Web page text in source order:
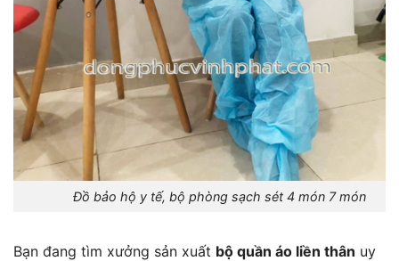
Đồ bảo hộ y tế, bộ phòng sạch sét 4 món 7 món
Bạn đang tìm xưởng sản xuất bộ quần áo liền thân uy